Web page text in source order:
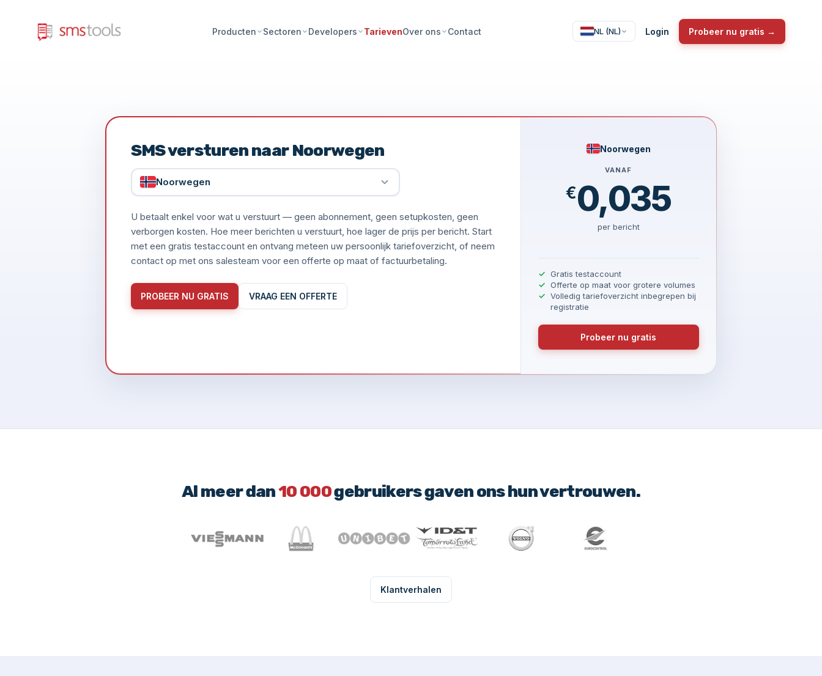
Producten Sectoren Developers TarievenOver ons Contact NL (NL) Login Probeer nu gratis →
Al meer dan10 000gebruikers gaven ons hun vertrouwen.
Klantverhalen
SMS versturen naar Noorwegen
Noorwegen
U betaalt enkel voor wat u verstuurt — geen abonnement, geen setupkosten, geen
verborgen kosten. Hoe meer berichten u verstuurt, hoe lager de prijs per bericht. Start
met een gratis testaccount en ontvang meteen uw persoonlijk tariefoverzicht, of neem
contact op met ons salesteam voor een offerte op maat of factuurbetaling.
PROBEER NU GRATIS VRAAG EEN OFFERTE
Noorwegen
VANAF
€0,035
per bericht
Gratis testaccount
Offerte op maat voor grotere volumes
Volledig tariefoverzicht inbegrepen bij
registratie
Probeer nu gratis